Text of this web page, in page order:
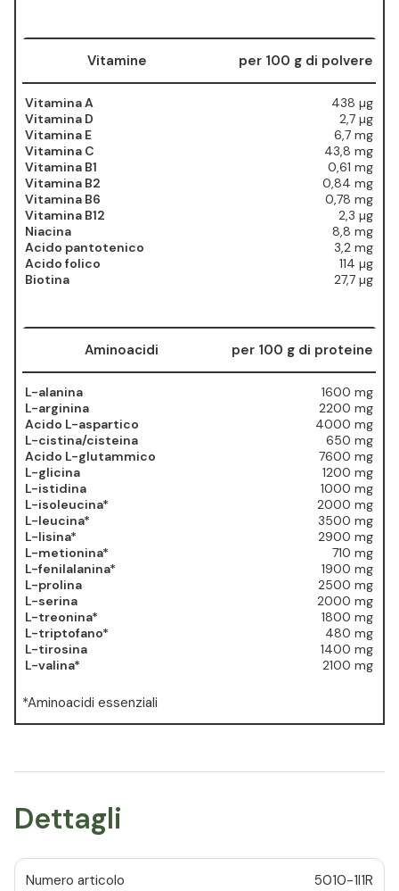
Vitamine per 100 g di polvere
Vitamina A
Vitamina D
Vitamina E
Vitamina C
Vitamina B1
Vitamina B2
Vitamina B6
Vitamina B12
Niacina
Acido pantotenico
Acido folico
Biotina
438 µg
2,7 µg
6,7 mg
43,8 mg
0,61 mg
0,84 mg
0,78 mg
2,3 µg
8,8 mg
3,2 mg
114 µg
27,7 µg
Aminoacidi per 100 g di proteine
L-alanina
L-arginina
Acido L-aspartico
L-cistina/cisteina
Acido L-glutammico
L-glicina
L-istidina
L-isoleucina*
L-leucina*
L-lisina*
L-metionina*
L-fenilalanina*
L-prolina
L-serina
L-treonina*
L-triptofano*
L-tirosina
L-valina*
1600 mg
2200 mg
4000 mg
650 mg
7600 mg
1200 mg
1000 mg
2000 mg
3500 mg
2900 mg
710 mg
1900 mg
2500 mg
2000 mg
1800 mg
480 mg
1400 mg
2100 mg
*Aminoacidi essenziali
Dettagli
Numero articolo 5010-1I1R